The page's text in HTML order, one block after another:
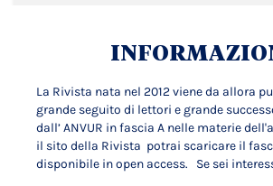
La Rivista nata nel 2012 viene da allora
grande seguito di lettori e grande
dall’ ANVUR in fascia A nelle materie
il sito della Rivista potrai scaricare il
disponibile in open access. Se sei